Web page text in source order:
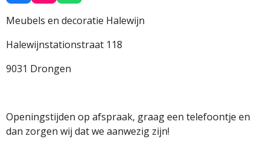
a
c
b
o
o
k
n
s
a
g
r
a
h
a
s
A
p
p
Meubels en decoratie Halewijn
Halewijnstationstraat 118
9031 Drongen
Openingstijden op afspraak, graag een telefoontje en
dan zorgen wij dat we aanwezig zijn!